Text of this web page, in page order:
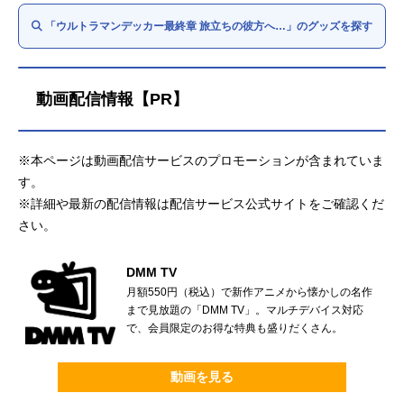
「ウルトラマンデッカー最終章 旅立ちの彼方へ…」のグッズを探す
動画配信情報【PR】
※本ページは動画配信サービスのプロモーションが含まれていま
す。
※詳細や最新の配信情報は配信サービス公式サイトをご確認くだ
さい。
DMM TV
月額550円（税込）で新作アニメから懐かしの名作
まで見放題の「DMM TV」。マルチデバイス対応
で、会員限定のお得な特典も盛りだくさん。
動画を見る